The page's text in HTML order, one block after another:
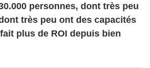
personnes, dont très peu
très peu ont des capacités
plus de ROI depuis bien